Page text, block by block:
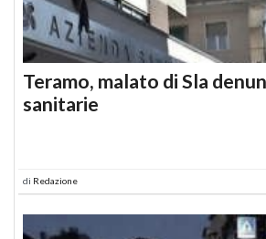
Teramo, malato di Sla
sanitarie
di Redazione